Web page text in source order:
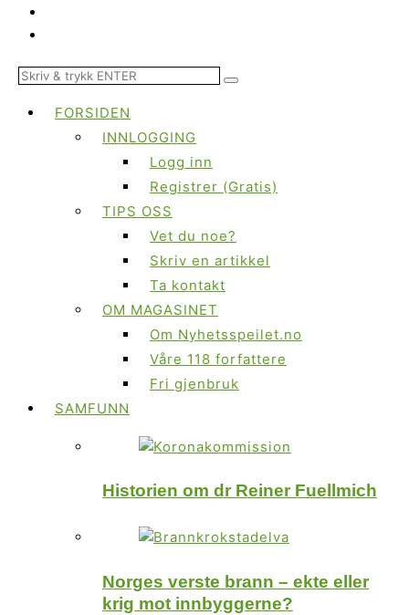
FORSIDEN
INNLOGGING
Logg inn
Registrer (Gratis)
TIPS OSS
Vet du noe?
Skriv en artikkel
Ta kontakt
OM MAGASINET
Om Nyhetsspeilet.no
Våre 118 forfattere
Fri gjenbruk
SAMFUNN
Historien om dr Reiner Fuellmich
Norges verste brann – ekte eller
krig mot innbyggerne?